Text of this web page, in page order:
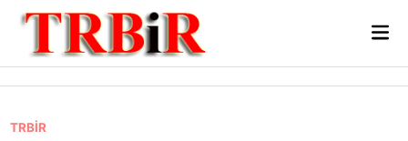
Skip
content
P
TRBİR